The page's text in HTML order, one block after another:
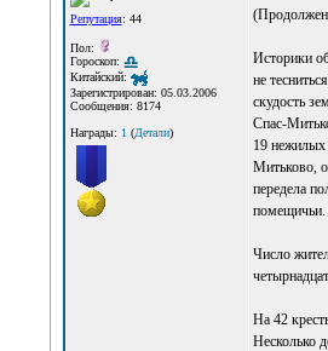
Репутация: 44
Пол:
Гороскоп:
Китайский:
Зарегистрирован: 05.03.2006
Сообщения: 8174
Награды: 1(Детали)
Историки
не
скудость
Спас-
19 нежилых
Митьково,
передела
помещичьи.
Число
На 42
Несколько